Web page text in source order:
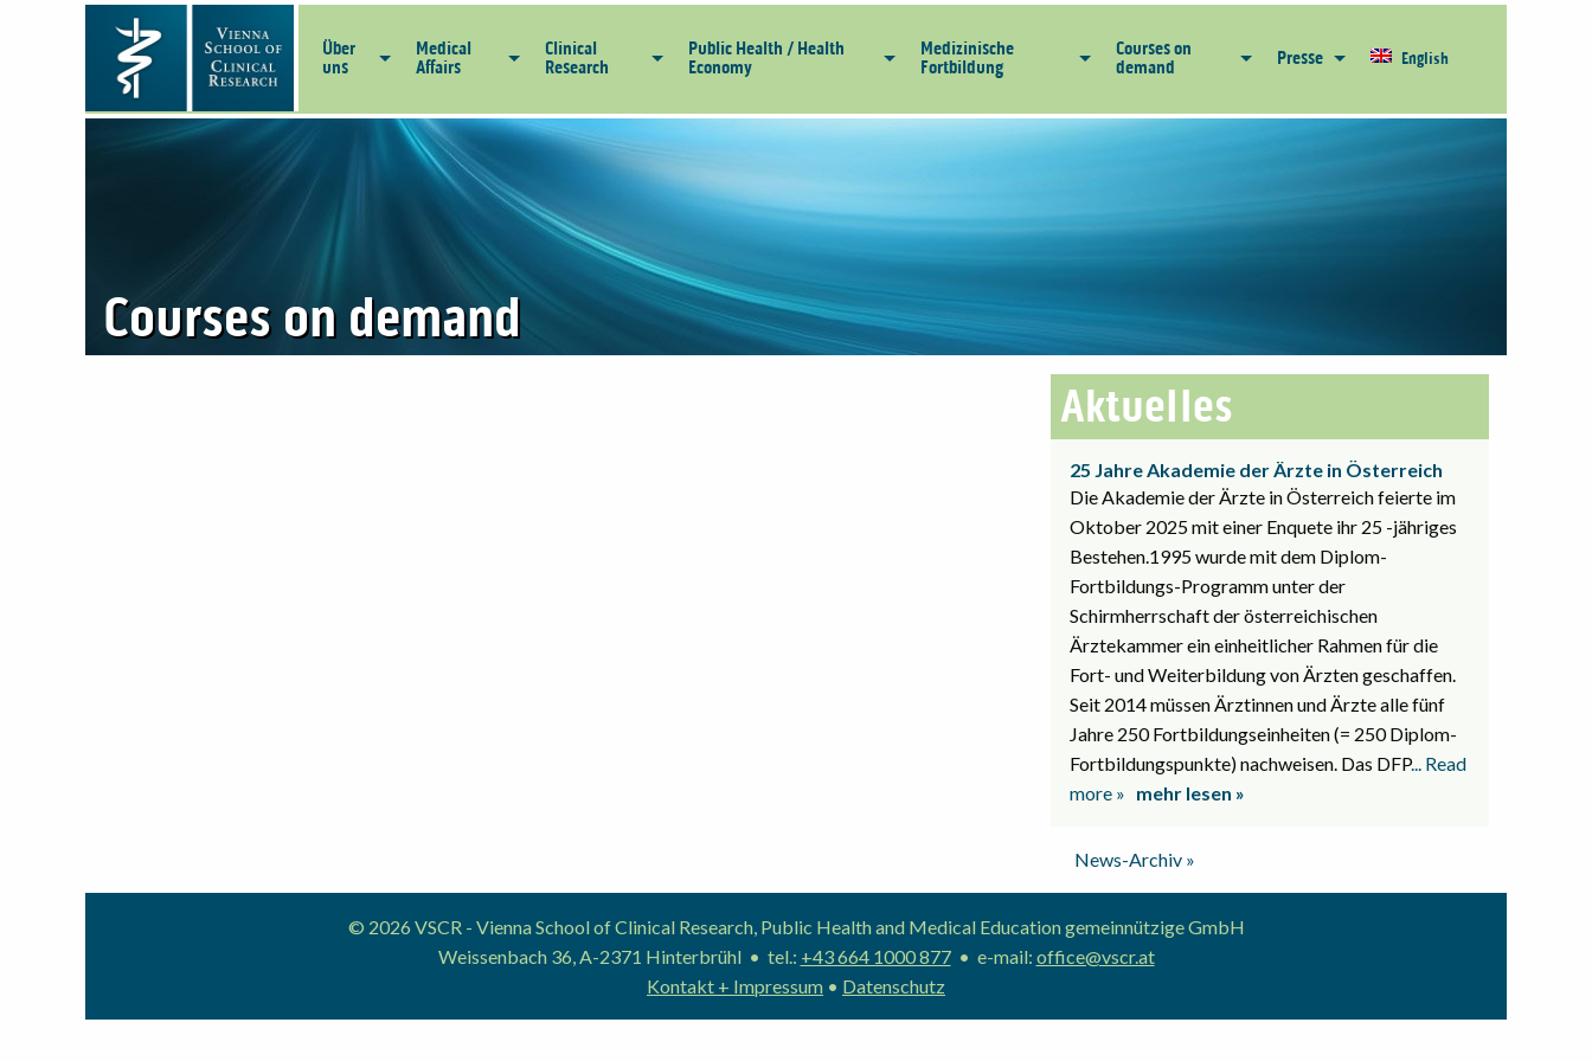
Über
uns
Medical
Affairs
Clinical
Research
Public Health / Health
Economy
Medizinische
Fortbildung
Courses on
demand
Presse English
Courses on demand
News-Archiv »
Aktuelles
25 Jahre Akademie der Ärzte in Österreich
Die Akademie der Ärzte in Österreich feierte im
Oktober 2025 mit einer Enquete ihr 25 -jähriges
Bestehen.1995 wurde mit dem Diplom-
Fortbildungs-Programm unter der
Schirmherrschaft der österreichischen
Ärztekammer ein einheitlicher Rahmen für die
Fort- und Weiterbildung von Ärzten geschaffen.
Seit 2014 müssen Ärztinnen und Ärzte alle fünf
Jahre 250 Fortbildungseinheiten (= 250 Diplom-
Fortbildungspunkte) nachweisen. Das DFP... Read
more » mehr lesen »
© 2026 VSCR - Vienna School of Clinical Research, Public Health and Medical Education gemeinnützige GmbH
Weissenbach 36, A-2371 Hinterbrühl • tel.: +43 664 1000 877• e-mail: office@vscr.at
Kontakt + Impressum • Datenschutz